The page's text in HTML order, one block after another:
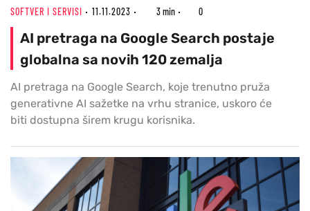
SOFTVER I SERVISI 11.11.2023 3 min 0
AI pretraga na Google Search postaje
globalna sa novih 120 zemalja
AI pretraga na Google Search, koje trenutno pruža
generativne AI sažetke na vrhu stranice, uskoro će
biti dostupna širem krugu korisnika.